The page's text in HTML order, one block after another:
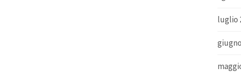
luglio